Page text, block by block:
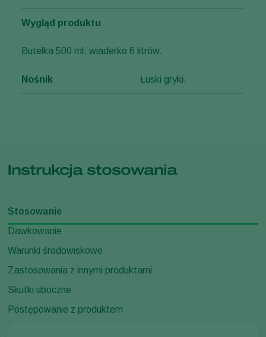
Wygląd produktu
Butelka 500 ml; wiaderko 6 litrów.
Nośnik Łuski gryki.
Instrukcja stosowania
Stosowanie
Dawkowanie
Warunki środowiskowe
Zastosowania z innymi produktami
Skutki uboczne
Postępowanie z produktem